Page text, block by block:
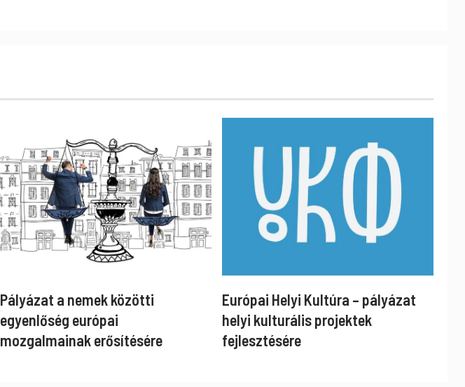
Pályázat a nemek közötti
egyenlőség európai
mozgalmainak erősítésére
Európai Helyi Kultúra – pályázat
helyi kulturális projektek
fejlesztésére